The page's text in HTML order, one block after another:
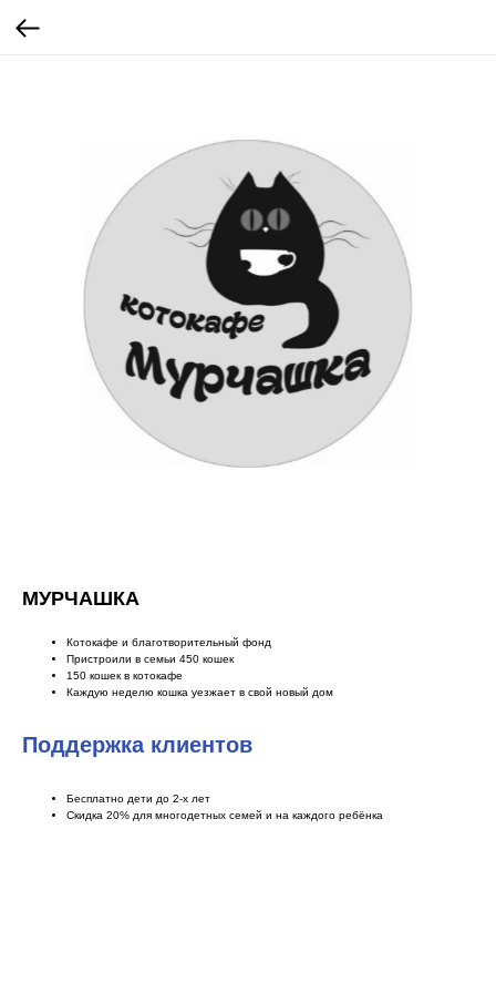
МУРЧАШКА
Котокафе и благотворительный фонд
Пристроили в семьи 450 кошек
150 кошек в котокафе
Каждую неделю кошка уезжает в свой новый дом
Поддержка клиентов
Бесплатно дети до 2-х лет
Скидка 20% для многодетных семей и на каждого ребёнка